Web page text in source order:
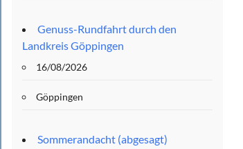
Genuss-Rundfahrt durch den
Landkreis Göppingen
16/08/2026
Göppingen
Sommerandacht (abgesagt)